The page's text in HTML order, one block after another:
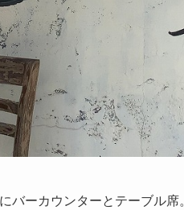
バーカウンターとテーブル席。